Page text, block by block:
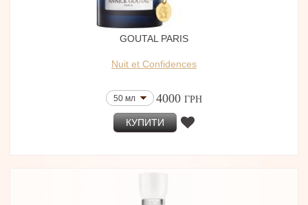
GOUTAL PARIS
Nuit et Confidences
50 мл 4000 ГРН
КУПИТИ